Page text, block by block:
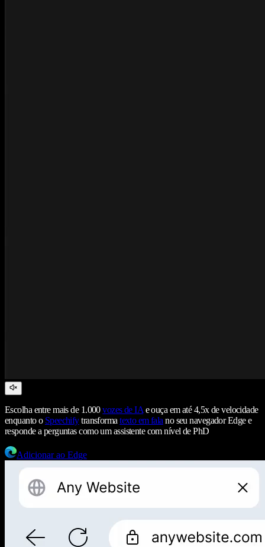
Escolha entre mais de 1.000vozes de IA e ouça em até 4,5x de velocidade
enquanto o Speechifytransformatexto em fala no seu navegador Edge e
responde a perguntas como um assistente com nível de PhD
Adicionar ao Edge